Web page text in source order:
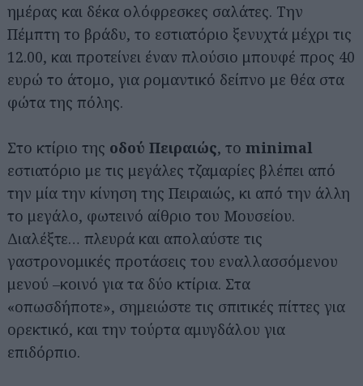
ημέρας και δέκα ολόφρεσκες σαλάτες. Την
Πέμπτη το βράδυ, το εστιατόριο ξενυχτά μέχρι τις
12.00, και προτείνει έναν πλούσιο μπουφέ προς 40
ευρώ το άτομο, για ρομαντικό δείπνο με θέα στα
φώτα της πόλης.
Στο κτίριο της οδού Πειραιώς, το minimal
εστιατόριο με τις μεγάλες τζαμαρίες βλέπει από
την μία την κίνηση της Πειραιώς, κι από την άλλη
το μεγάλο, φωτεινό αίθριο του Μουσείου.
Διαλέξτε… πλευρά και απολαύστε τις
γαστρονομικές προτάσεις του εναλλασσόμενου
μενού –κοινό για τα δύο κτίρια. Στα
«οπωσδήποτε», σημειώστε τις σπιτικές πίττες για
ορεκτικό, και την τούρτα αμυγδάλου για
επιδόρπιο.